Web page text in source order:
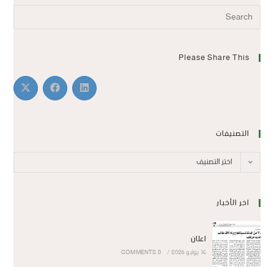
Please Share This
التصنيفات
اختر التصنيف
اخر الأخبار
اعلان
14 يوليو 2026 /
0 COMMENTS